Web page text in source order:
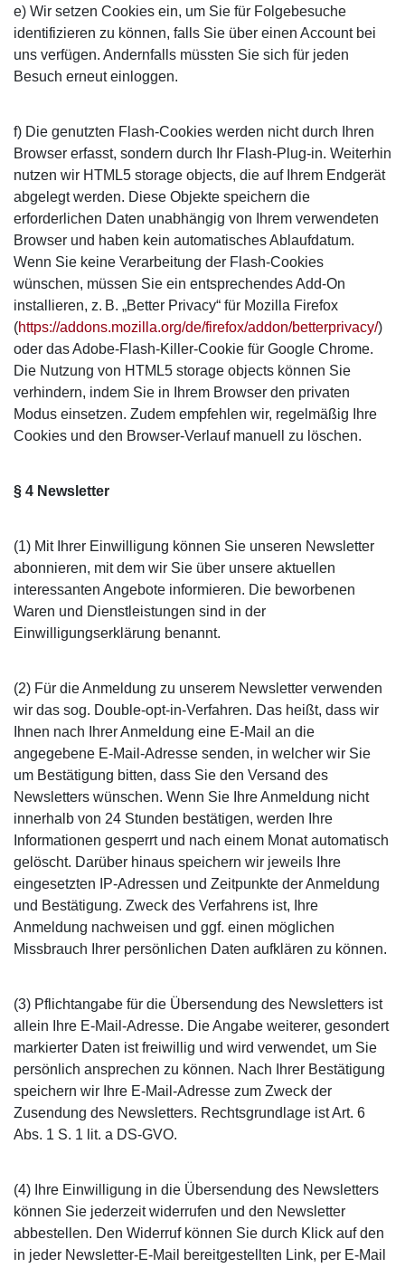
e) Wir setzen Cookies ein, um Sie für Folgebesuche
identifizieren zu können, falls Sie über einen Account bei
uns verfügen. Andernfalls müssten Sie sich für jeden
Besuch erneut einloggen.
f) Die genutzten Flash-Cookies werden nicht durch Ihren
Browser erfasst, sondern durch Ihr Flash-Plug-in. Weiterhin
nutzen wir HTML5 storage objects, die auf Ihrem Endgerät
abgelegt werden. Diese Objekte speichern die
erforderlichen Daten unabhängig von Ihrem verwendeten
Browser und haben kein automatisches Ablaufdatum.
Wenn Sie keine Verarbeitung der Flash-Cookies
wünschen, müssen Sie ein entsprechendes Add-On
installieren, z. B. „Better Privacy“ für Mozilla Firefox
(https://addons.mozilla.org/de/firefox/addon/betterprivacy/)
oder das Adobe-Flash-Killer-Cookie für Google Chrome.
Die Nutzung von HTML5 storage objects können Sie
verhindern, indem Sie in Ihrem Browser den privaten
Modus einsetzen. Zudem empfehlen wir, regelmäßig Ihre
Cookies und den Browser-Verlauf manuell zu löschen.
§ 4 Newsletter
(1) Mit Ihrer Einwilligung können Sie unseren Newsletter
abonnieren, mit dem wir Sie über unsere aktuellen
interessanten Angebote informieren. Die beworbenen
Waren und Dienstleistungen sind in der
Einwilligungserklärung benannt.
(2) Für die Anmeldung zu unserem Newsletter verwenden
wir das sog. Double-opt-in-Verfahren. Das heißt, dass wir
Ihnen nach Ihrer Anmeldung eine E-Mail an die
angegebene E-Mail-Adresse senden, in welcher wir Sie
um Bestätigung bitten, dass Sie den Versand des
Newsletters wünschen. Wenn Sie Ihre Anmeldung nicht
innerhalb von 24 Stunden bestätigen, werden Ihre
Informationen gesperrt und nach einem Monat automatisch
gelöscht. Darüber hinaus speichern wir jeweils Ihre
eingesetzten IP-Adressen und Zeitpunkte der Anmeldung
und Bestätigung. Zweck des Verfahrens ist, Ihre
Anmeldung nachweisen und ggf. einen möglichen
Missbrauch Ihrer persönlichen Daten aufklären zu können.
(3) Pflichtangabe für die Übersendung des Newsletters ist
allein Ihre E-Mail-Adresse. Die Angabe weiterer, gesondert
markierter Daten ist freiwillig und wird verwendet, um Sie
persönlich ansprechen zu können. Nach Ihrer Bestätigung
speichern wir Ihre E-Mail-Adresse zum Zweck der
Zusendung des Newsletters. Rechtsgrundlage ist Art. 6
Abs. 1 S. 1 lit. a DS-GVO.
(4) Ihre Einwilligung in die Übersendung des Newsletters
können Sie jederzeit widerrufen und den Newsletter
abbestellen. Den Widerruf können Sie durch Klick auf den
in jeder Newsletter-E-Mail bereitgestellten Link, per E-Mail